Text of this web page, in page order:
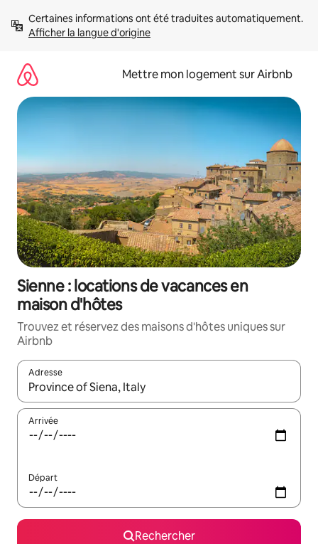
directement
Afficher la langue d'origine
Mettre mon logement sur Airbnb
Sienne : locations de vacances en
maison d'hôtes
Trouvez et réservez des maisons d'hôtes uniques sur
Airbnb
Adresse
Lorsque les résultats s'affichent, utilisez les flèches vers le
Arrivée
Départ
Rechercher